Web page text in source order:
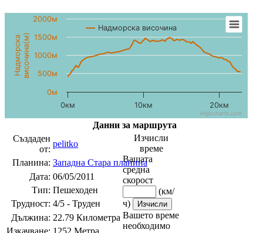
Надморскависочина(м)
Надморска височина
0км 10км 20км
0м
500м
1000м
1500м
2000м
Highcharts.com
Данни за маршрута
Създаден
от:
pelitko
Изчисли
време
Вашата
средна
скорост
(км/
ч)
Вашето време
необходимо
Планина: Западна Стара планина
Дата: 06/05/2011
Тип: Пешеходен
Трудност: 4/5 - Труден
Дължина: 22.79 Километра
Изкачване: 1252 Метра